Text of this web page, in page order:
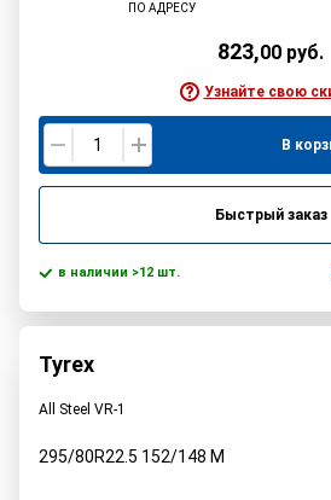
ПО АДРЕСУ
823,00 руб.
Узнайте свою
В
Быстрый заказ
в наличии >12 шт.
Tyrex
All Steel VR-1
295/80R22.5 152/148 M